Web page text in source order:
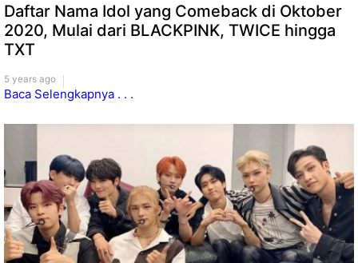
Daftar Nama Idol yang Comeback di Oktober
2020, Mulai dari BLACKPINK, TWICE hingga
TXT
5 years ago
Baca Selengkapnya . . .